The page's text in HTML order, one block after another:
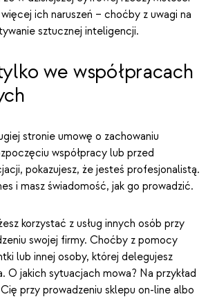
ich naruszeń – choćby z uwagi na
sztucznej inteligencji.
we współpracach
stronie umowę o zachowaniu
współpracy lub przed
pokazujesz, że jesteś profesjonalistą.
i masz świadomość, jak go prowadzić.
korzystać z usług innych osób przy
swojej firmy. Choćby z pomocy
lub innej osoby, której delegujesz
O jakich sytuacjach mowa? Na przykład
przy prowadzeniu sklepu on-line albo